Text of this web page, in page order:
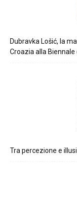
Dubravka Lošić, la
Croazia alla
Tra percezione e